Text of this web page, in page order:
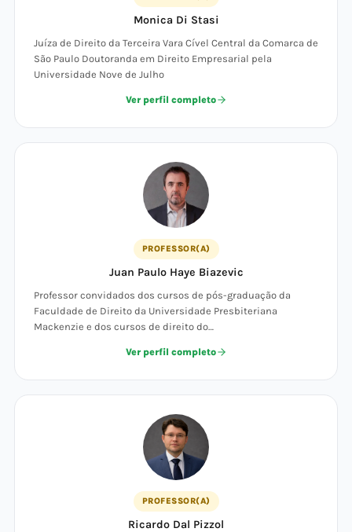
Monica Di Stasi
Juíza de Direito da Terceira Vara Cível Central da Comarca de
São Paulo Doutoranda em Direito Empresarial pela
Universidade Nove de Julho
Ver perfil completo
PROFESSOR(A)
Juan Paulo Haye Biazevic
Professor convidados dos cursos de pós-graduação da
Faculdade de Direito da Universidade Presbiteriana
Mackenzie e dos cursos de direito do…
Ver perfil completo
PROFESSOR(A)
Ricardo Dal Pizzol